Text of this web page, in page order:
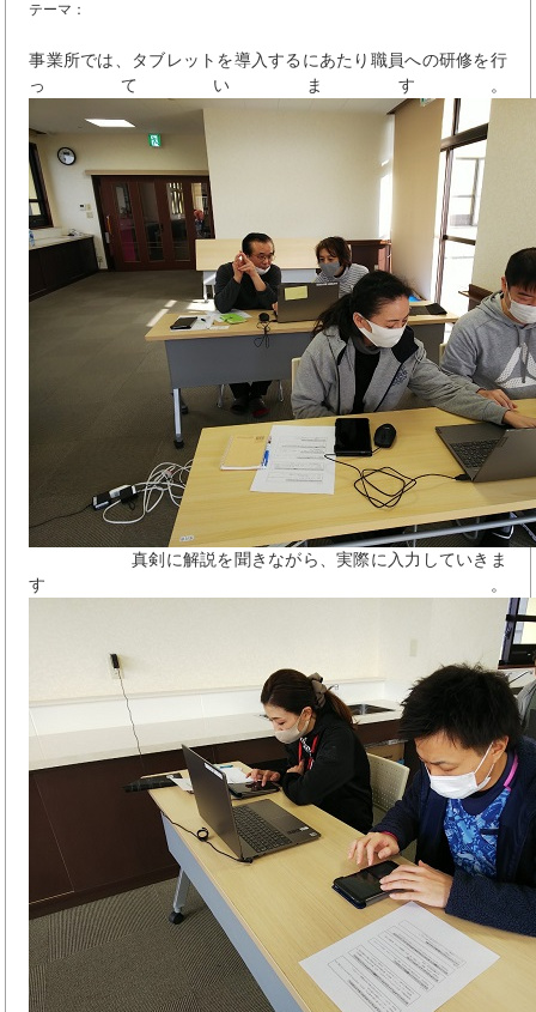
テーマ：
事業所では、タブレットを導入するにあたり職員への研修を行
っています。
真剣に解説を聞きながら、実際に入力していきま
す。